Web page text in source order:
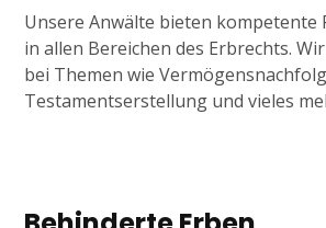
Unsere Anwälte bieten kompetente
in allen Bereichen des Erbrechts.
bei Themen wie
Testamentserstellung und vieles